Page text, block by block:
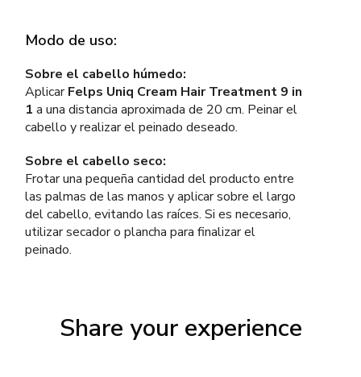
Modo de uso:
Sobre el cabello húmedo:
AplicarFelps Uniq Cream Hair Treatment 9 in
1 a una distancia aproximada de 20 cm. Peinar el
cabello y realizar el peinado deseado.
Sobre el cabello seco:
Frotar una pequeña cantidad del producto entre
las palmas de las manos y aplicar sobre el largo
del cabello, evitando las raíces. Si es necesario,
utilizar secador o plancha para finalizar el
peinado.
Share your experience